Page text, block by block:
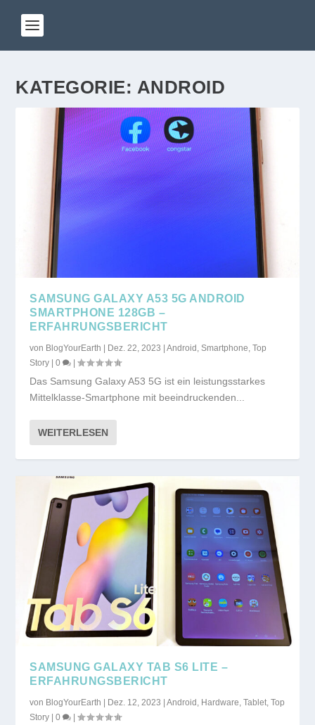
KATEGORIE: ANDROID
SAMSUNG GALAXY A53 5G ANDROID
SMARTPHONE 128GB –
ERFAHRUNGSBERICHT
von BlogYourEarth | Dez. 22, 2023 |Android ,Smartphone ,Top
Story |0 |
Das Samsung Galaxy A53 5G ist ein leistungsstarkes
Mittelklasse-Smartphone mit beeindruckenden...
WEITERLESEN
SAMSUNG GALAXY TAB S6 LITE –
ERFAHRUNGSBERICHT
von BlogYourEarth | Dez. 12, 2023 |Android Hardware ,Tablet ,Top
Story |0 |